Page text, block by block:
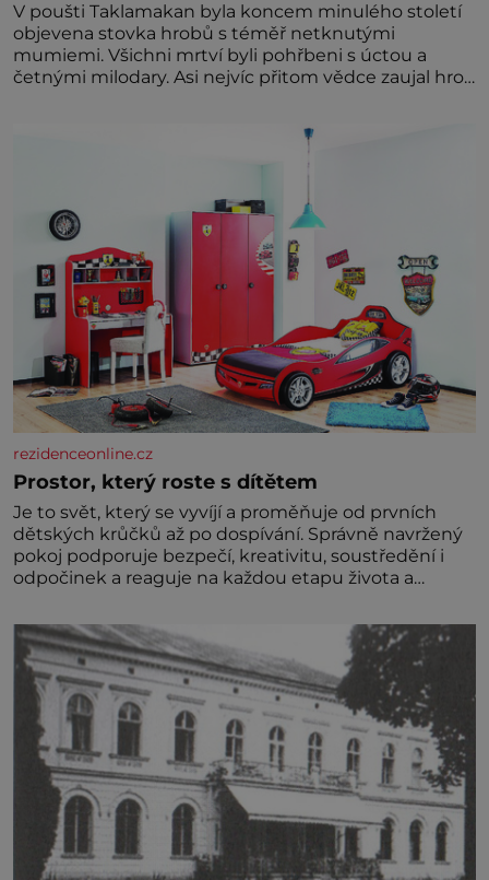
V poušti Taklamakan byla koncem minulého století
objevena stovka hrobů s téměř netknutými
mumiemi. Všichni mrtví byli pohřbeni s úctou a
četnými milodary. Asi nejvíc přitom vědce zaujal hrob
dávných lidí nesmírně dobře zachovalá, přičítají
odborníci zdejším klimatickým podmínkám. Sucho,
rezidenceonline.cz
Prostor, který roste s dítětem
Je to svět, který se vyvíjí a proměňuje od prvních
dětských krůčků až po dospívání. Správně navržený
pokoj podporuje bezpečí, kreativitu, soustředění i
odpočinek a reaguje na každou etapu života a
jednoduchost, měkkost a bezpečí, proto by pokoj
miminka měl působit především klidně a útulně.
Předškolní věk je